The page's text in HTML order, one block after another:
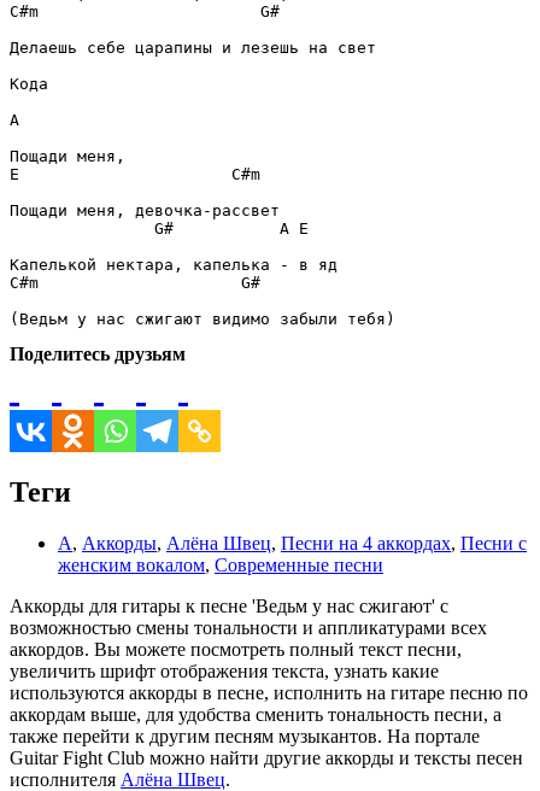
C#m
G#
Делаешь себе царапины и лезешь на свет
Кода
A
E
C#m
G#
A E
C#m
G#
Поделитесь друзьям
Теги
А, Аккорды, Алёна Швец, Песни на 4 аккордах, Песни с
женским вокалом, Современные песни
Аккорды для гитары к песне 'Ведьм у нас сжигают' с
возможностью смены тональности и аппликатурами всех
аккордов. Вы можете посмотреть полный текст песни,
увеличить шрифт отображения текста, узнать какие
используются аккорды в песне, исполнить на гитаре песню по
аккордам выше, для удобства сменить тональность песни, а
также перейти к другим песням музыкантов. На портале
Guitar Fight Club можно найти другие аккорды и тексты песен
исполнителя Алёна Швец.